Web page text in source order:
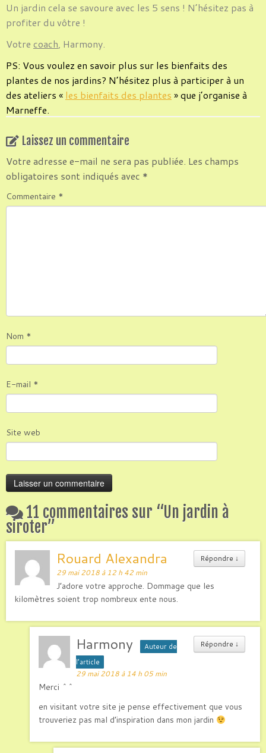
Un jardin cela se savoure avec les 5 sens ! N’hésitez pas à
profiter du vôtre !
Votre coach, Harmony.
PS: Vous voulez en savoir plus sur les bienfaits des
plantes de nos jardins? N’hésitez plus à participer à un
des ateliers « les bienfaits des plantes » que j’organise à
Marneffe.
.
Laissez un commentaire
Votre adresse e-mail ne sera pas publiée. Les champs
obligatoires sont indiqués avec *
Commentaire *
Nom *
E-mail *
Site web
11 commentaires sur “Un jardin à
siroter”
Répondre ↓
Rouard Alexandra
29 mai 2018 à 12 h 42 min
J’adore votre approche. Dommage que les
kilomètres soient trop nombreux ente nous.
Répondre ↓
Harmony
Auteur de
l’article
29 mai 2018 à 14 h 05 min
Merci ^^
en visitant votre site je pense effectivement que vous
trouveriez pas mal d’inspiration dans mon jardin